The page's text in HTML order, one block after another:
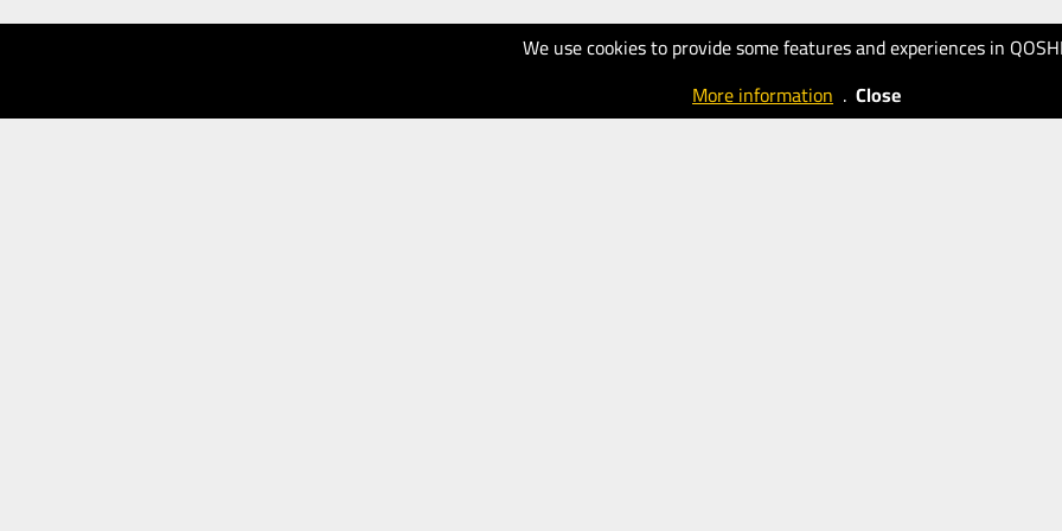
We use cookies to provide some features and experiences in
More information . Close